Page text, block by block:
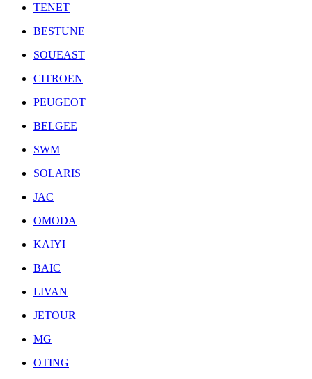
TENET
BESTUNE
SOUEAST
CITROEN
PEUGEOT
BELGEE
SWM
SOLARIS
JAC
OMODA
KAIYI
BAIC
LIVAN
JETOUR
MG
OTING